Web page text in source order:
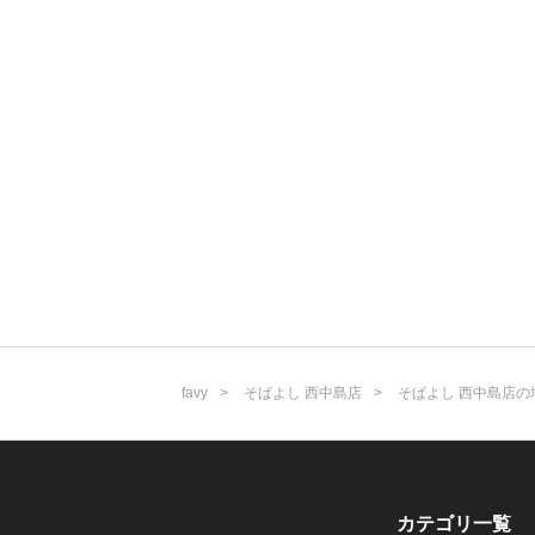
favy そばよし 西中島店 そばよし 西中島店の
カテゴリ一覧